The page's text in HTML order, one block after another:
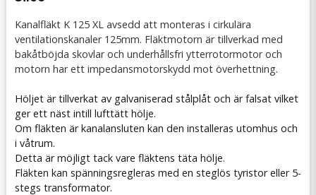
Kanalfläkt K 125 XL avsedd att monteras i cirkulära
ventilationskanaler 125mm. Fläktmotorn är tillverkad med
bakåtböjda skovlar och underhållsfri ytterrotormotor och
motorn har ett impedansmotorskydd mot överhettning.
Höljet är tillverkat av galvaniserad stålplåt och är falsat vilket
ger ett näst intill lufttätt hölje.
Om fläkten är kanalansluten kan den installeras utomhus och
i våtrum.
Detta är möjligt tack vare fläktens täta hölje.
Fläkten kan spänningsregleras med en steglös tyristor eller 5-
stegs transformator.